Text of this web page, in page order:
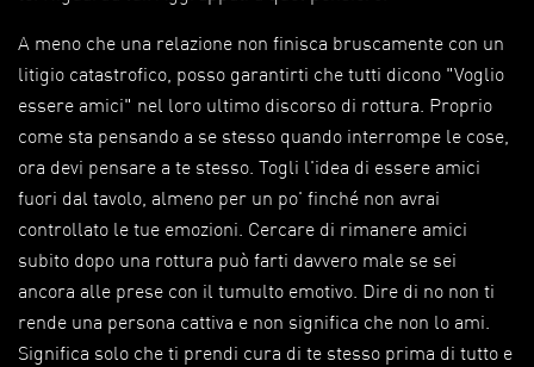
A meno che una relazione non finisca bruscamente con un
litigio catastrofico, posso garantirti che tutti dicono "Voglio
essere amici" nel loro ultimo discorso di rottura. Proprio
come sta pensando a se stesso quando interrompe le cose,
ora devi pensare a te stesso. Togli l'idea di essere amici
fuori dal tavolo, almeno per un po' finché non avrai
controllato le tue emozioni. Cercare di rimanere amici
subito dopo una rottura può farti davvero male se sei
ancora alle prese con il tumulto emotivo. Dire di no non ti
rende una persona cattiva e non significa che non lo ami.
Significa solo che ti prendi cura di te stesso prima di tutto e